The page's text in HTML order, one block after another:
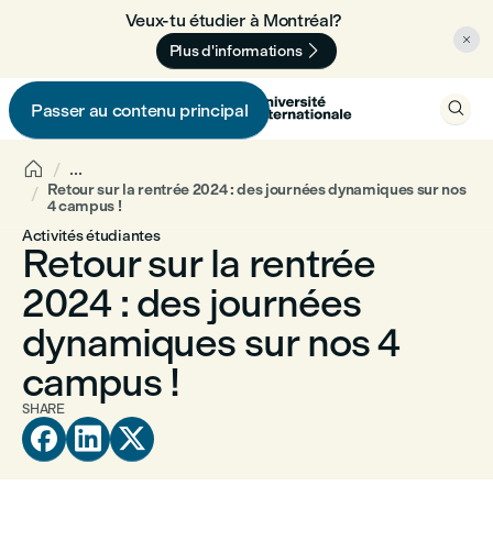
Veux-tu étudier à Montréal? 🇨🇦
Plus d'informations

Passer au contenu principal
 
 ...
Retour sur la rentrée 2024 : des journées dynamiques sur nos
4 campus !
Activités étudiantes
Retour sur la rentrée
2024 : des journées
dynamiques sur nos 4
campus !
SHARE
  